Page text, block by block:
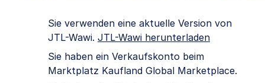
Sie verwenden eine aktuelle Version von
JTL-Wawi. JTL-Wawi herunterladen
Sie haben ein Verkaufskonto beim
Marktplatz Kaufland Global Marketplace.